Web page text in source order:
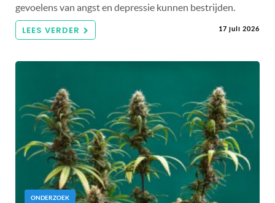
gevoelens van angst en depressie kunnen bestrijden.
LEES VERDER 17 juli 2026
ONDERZOEK